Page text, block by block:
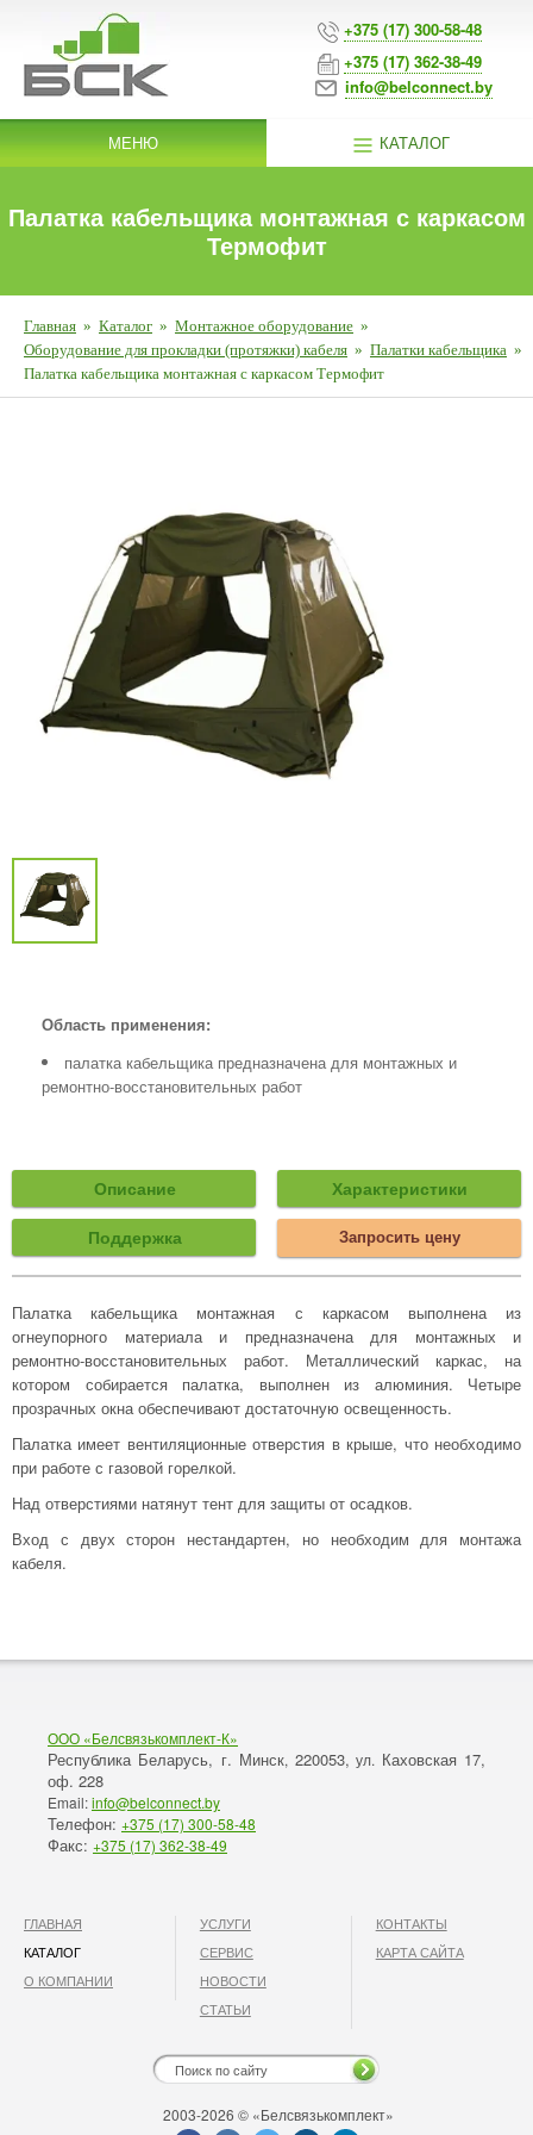
+375 (17) 300-58-48
+375 (17) 362-38-49
info@belconnect.by
МЕНЮ КАТАЛОГ
Палатка кабельщика монтажная с каркасом
Термофит
Главная » Каталог » Монтажное оборудование »
Оборудование для прокладки (протяжки) кабеля » Палатки кабельщика »
Палатка кабельщика монтажная с каркасом Термофит
Область применения:
палатка кабельщика предназначена для монтажных и
ремонтно-восстановительных работ
Описание Характеристики
Поддержка Запросить цену
Палатка кабельщика монтажная с каркасом выполнена из
огнеупорного материала и предназначена для монтажных и
ремонтно-восстановительных работ. Металлический каркас, на
котором собирается палатка, выполнен из алюминия. Четыре
прозрачных окна обеспечивают достаточную освещенность.
Палатка имеет вентиляционные отверстия в крыше, что необходимо
при работе с газовой горелкой.
Над отверстиями натянут тент для защиты от осадков.
Вход с двух сторон нестандартен, но необходим для монтажа
кабеля.
ООО «Белсвязькомплект-К»
Республика Беларусь, г. Минск, 220053, ул. Каховская 17,
оф. 228
Email:info@belconnect.by
Телефон: +375 (17) 300-58-48
Факс: +375 (17) 362-38-49
ГЛАВНАЯ
КАТАЛОГ
О КОМПАНИИ
УСЛУГИ
СЕРВИС
НОВОСТИ
СТАТЬИ
КОНТАКТЫ
КАРТА САЙТА
2003-2026 © «Белсвязькомплект»